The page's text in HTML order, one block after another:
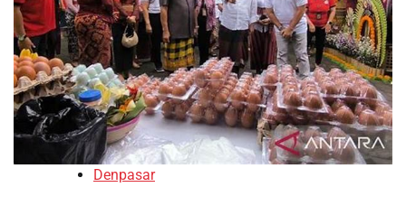
Denpasar